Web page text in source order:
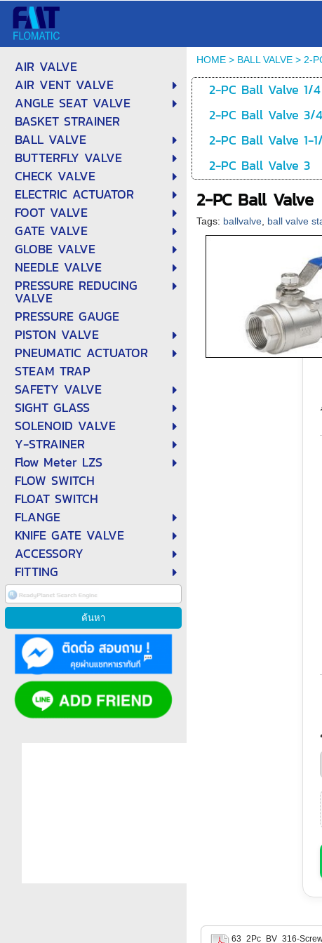
AIR VALVE
AIR VENT VALVE
ANGLE SEAT VALVE
BASKET STRAINER
BALL VALVE
BUTTERFLY VALVE
CHECK VALVE
ELECTRIC ACTUATOR
FOOT VALVE
GATE VALVE
GLOBE VALVE
NEEDLE VALVE
PRESSURE REDUCING
VALVE
PRESSURE GAUGE
PISTON VALVE
PNEUMATIC ACTUATOR
STEAM TRAP
SAFETY VALVE
SIGHT GLASS
SOLENOID VALVE
Y-STRAINER
Flow Meter LZS
FLOW SWITCH
FLOAT SWITCH
FLANGE
KNIFE GATE VALVE
ACCESSORY
FITTING
HOME> BALL VALVE> 2-
2-PC Ball Valve 1/4
2-PC Ball Valve 3/4
2-PC Ball Valve 1-
2-PC Ball Valve 3
2-PC Ball Valve
Tags: ballvalve ball valve
63_2Pc_BV_316-